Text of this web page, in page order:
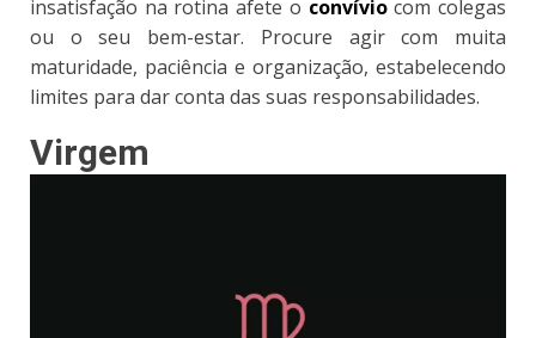
insatisfação na rotina afete o convíviocom colegas
ou o seu bem-estar. Procure agir com muita
maturidade, paciência e organização, estabelecendo
limites para dar conta das suas responsabilidades.
Virgem